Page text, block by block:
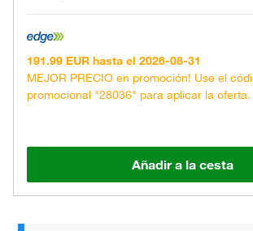
191.99 EUR hasta el 2026-08-31
MEJOR PRECIO en promoción! Use el
promocional "28036" para aplicar la oferta.
Añadir a la cesta